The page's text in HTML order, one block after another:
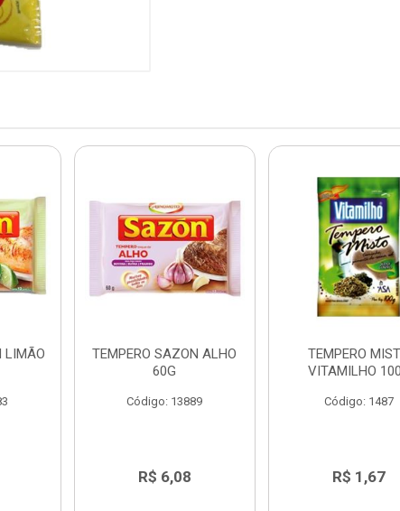
LIMÃO
TEMPERO SAZON ALHO
60G
Código: 13889
R$ 6,08
TEMPERO
VITAMILHO
Código: 1487
R$ 1,67